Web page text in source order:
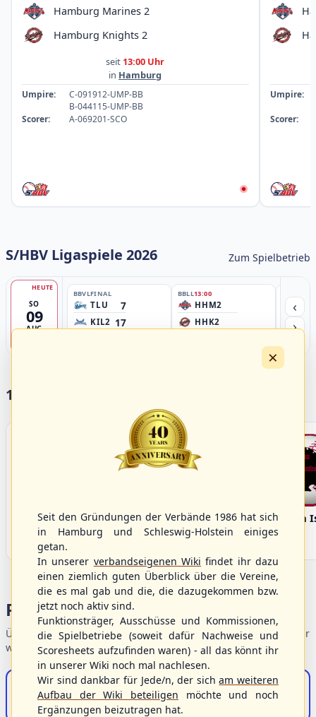
Hamburg Marines 2
Hamburg Knights 2
seit 13:00 Uhr
in Hamburg
Umpire:
C-091912-UMP-BB
B-044115-UMP-BB
Scorer:
A-069201-SCO
Umpire:
Scorer:
S/HBV Ligaspiele 2026 Zum Spielbetrieb
SO
09
AUG
HEUTE
BBVLFINAL
TLU 7
KIL2 17
BBLL13:00
HHM2
HHK2
Ballpark
‹
›
17 Vereine im S/HBV
Bargenstedt
Beavers
Elmshorn Alligators Fehmarn
Portalbereiche
Übersicht der Verbandsbereiche – wählen Sie einen Einstieg für
weiterführende Informationen.
S/HBV-Shop
Der Onlineshop des S/HBV
×
Seit den Gründungen der Verbände 1986 hat sich
in Hamburg und Schleswig-Holstein einiges
getan.
In unserer verbandseigenen Wiki findet ihr dazu
einen ziemlich guten Überblick über die Vereine,
die es mal gab und die, die dazugekommen bzw.
jetzt noch aktiv sind.
Funktionsträger, Ausschüsse und Kommissionen,
die Spielbetriebe (soweit dafür Nachweise und
Scoresheets aufzufinden waren) - all das könnt ihr
in unserer Wiki noch mal nachlesen.
Wir sind dankbar für Jede/n, der sicham weiteren
Aufbau der Wiki beteiligen möchte und noch
Ergänzungen beizutragen hat.